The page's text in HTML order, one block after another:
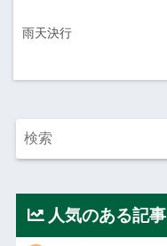
雨天決行
人気のある記事